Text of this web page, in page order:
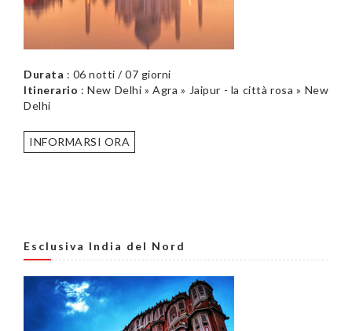
Durata : 06 notti / 07 giorni
Itinerario : New Delhi » Agra » Jaipur - la città rosa » New
Delhi
INFORMARSI ORA
Esclusiva India del Nord